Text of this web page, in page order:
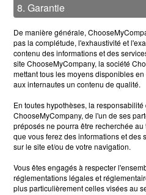
8. Garantie
De manière générale,
pas la complétude, l'exhaustivité et
contenu des informations et des
site ChooseMyCompany, la société
mettant tous les moyens disponibles
aux internautes un contenu de qualité.
En toutes hypothèses, la
ChooseMyCompany, de l'un de ses
préposés ne pourra être recherchée au
que vous ferez des informations et des
sur le site et/ou de votre navigation.
Vous êtes engagés à respecter
réglementations légales et
plus particulièrement celles visées au